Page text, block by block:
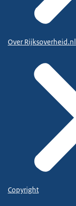
Over Rijksoverheid.nl
Copyright